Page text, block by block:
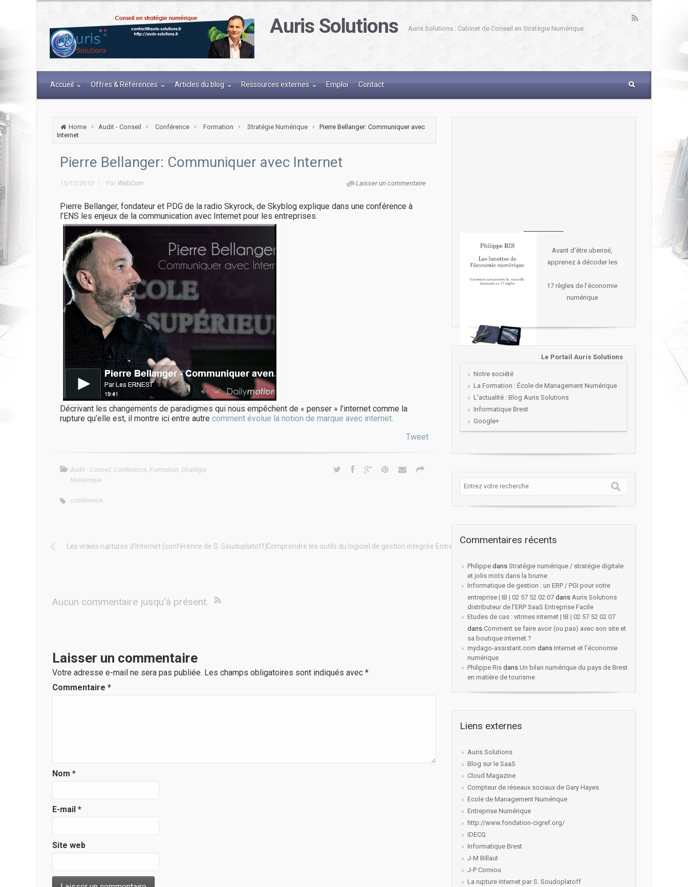
Auris Solutions Auris Solutions : Cabinet de Conseil en Stratégie Numérique
Accueil Offres & Références Articles du blog Ressources externes Emploi Contact
Home Audit - Conseil Conférence Formation Stratégie Numérique
Pierre Bellanger: Communiquer avec
Internet
Pierre Bellanger: Communiquer avec Internet
15/12/2010 Laisser un commentaire
Par WebCom
Pierre Bellanger, fondateur et PDG de la radio Skyrock, de Skyblog explique dans une conférence à
l’ENS les enjeux de la communication avec Internet pour les entreprises.
Décrivant les changements de paradigmes qui nous empêchent de « penser » l’internet comme la
rupture qu’elle est, il montre ici entre autre comment évolue la notion de marque avec internet.
Tweet
Audit - Conseil Conférence Formation Stratégie
Numérique
conférence
Les vraies ruptures d’Internet (conférence de S. Soudoplatoff)Comprendre les outils du logiciel de gestion integrée Entreprise Facile
Aucun commentaire jusqu'à présent.
Laisser un commentaire
Votre adresse e-mail ne sera pas publiée. Les champs obligatoires sont indiqués avec *
Commentaire *
Nom *
E-mail *
Site web
Avant d'être uberisé,
apprenez à décoder les
17 règles de l'économie
numérique
Le Portail Auris Solutions
Notre société
La Formation : École de Management Numérique
L'actualité : Blog Auris Solutions
Informatique Brest
Google+
Commentaires récents
Philippe dans Stratégie numérique / stratégie digitale
et jolis mots dans la brume
Informatique de gestion : un ERP / PGI pour votre
entreprise | IB | 02 57 52 02 07 dans Auris Solutions
distributeur de l’ERP SaaS Entreprise Facile
Etudes de cas : vitrines internet | IB | 02 57 52 02 07
dans Comment se faire avoir (ou pas) avec son site et
sa boutique internet ?
mydago-assistant.com dans Internet et l’économie
numérique
Philippe Ris dans Un bilan numérique du pays de Brest
en matière de tourisme
Liens externes
Auris Solutions
Blog sur le SaaS
Cloud Magazine
Compteur de réseaux sociaux de Gary Hayes
Ecole de Management Numérique
Entreprise Numérique
http://www.fondation-cigref.org/
IDECQ
Informatique Brest
J-M Billaut
J-P Corniou
La rupture internet par S. Soudoplatoff